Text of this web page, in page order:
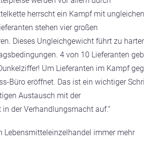
herrscht ein Kampf mit ungleichen
stehen vier großen
Dieses Ungleichgewicht führt zu
4 von 10 Lieferanten
Um Lieferanten im Kampf
Büro eröffnet. Das ist ein wichtiger
Austausch mit der
der Verhandlungsmacht auf.“
Lebensmitteleinzelhandel immer mehr